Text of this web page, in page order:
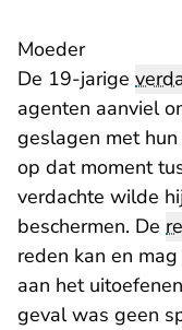
Moeder
De 19-jarige
agenten aanviel
geslagen met
op dat moment
verdachte wilde
beschermen. De
reden kan en
aan het
geval was geen